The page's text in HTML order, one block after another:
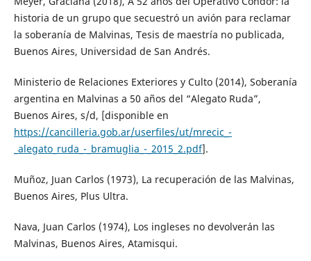
historia de un grupo que secuestró un avión para reclamar
la soberanía de Malvinas, Tesis de maestría no publicada,
Buenos Aires, Universidad de San Andrés.
Ministerio de Relaciones Exteriores y Culto (2014), Soberanía
argentina en Malvinas a 50 años del “Alegato Ruda”,
Buenos Aires, s/d, [disponible en
https://cancilleria.gob.ar/userfiles/ut/mrecic_-
_alegato_ruda_-_bramuglia_-_2015_2.pdf].
Muñoz, Juan Carlos (1973), La recuperación de las Malvinas,
Buenos Aires, Plus Ultra.
Nava, Juan Carlos (1974), Los ingleses no devolverán las
Malvinas, Buenos Aires, Atamisqui.